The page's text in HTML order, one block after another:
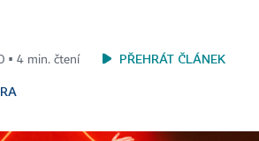
▪ 4 min. čtení PŘEHRÁT ČLÁNEK